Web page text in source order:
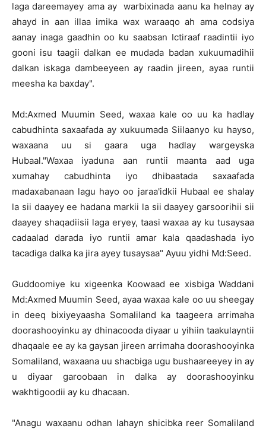
laga dareemayey ama ay warbixinada aanu ka helnay ay
ahayd in aan illaa imika wax waraaqo ah ama codsiya
aanay inaga gaadhin oo ku saabsan Ictiraaf raadintii iyo
gooni isu taagii dalkan ee mudada badan xukuumadihii
dalkan iskaga dambeeyeen ay raadin jireen, ayaa runtii
meesha ka baxday".
Md:Axmed Muumin Seed, waxaa kale oo uu ka hadlay
cabudhinta saxaafada ay xukuumada Siilaanyo ku hayso,
waxaana uu si gaara uga hadlay wargeyska
Hubaal."Waxaa iyaduna aan runtii maanta aad uga
xumahay cabudhinta iyo dhibaatada saxaafada
madaxabanaan lagu hayo oo jaraa'idkii Hubaal ee shalay
la sii daayey ee hadana markii la sii daayey garsoorihii sii
daayey shaqadiisii laga eryey, taasi waxaa ay ku tusaysaa
cadaalad darada iyo runtii amar kala qaadashada iyo
tacadiga dalka ka jira ayey tusaysaa" Ayuu yidhi Md:Seed.
Guddoomiye ku xigeenka Koowaad ee xisbiga Waddani
Md:Axmed Muumin Seed, ayaa waxaa kale oo uu sheegay
in deeq bixiyeyaasha Somaliland ka taageera arrimaha
doorashooyinku ay dhinacooda diyaar u yihiin taakulayntii
dhaqaale ee ay ka gaysan jireen arrimaha doorashooyinka
Somaliland, waxaana uu shacbiga ugu bushaareeyey in ay
u diyaar garoobaan in dalka ay doorashooyinku
wakhtigoodii ay ku dhacaan.
"Anagu waxaanu odhan lahayn shicibka reer Somaliland